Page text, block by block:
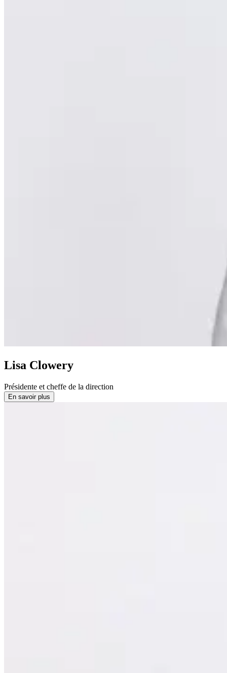
Lisa Clowery
Présidente et cheffe de la direction
En savoir plus